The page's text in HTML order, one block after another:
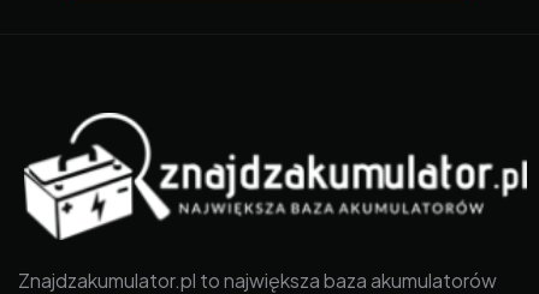
Znajdzakumulator.pl to największa baza akumulatorów